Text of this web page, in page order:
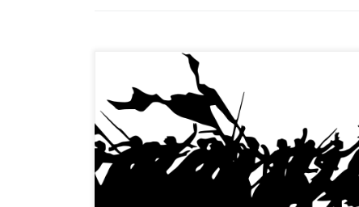
Depuis un certain nombre d’années déjà, les
luttes sociales, politiques et syndicales sont de
plus en plus axées autour de la défense de
valeurs telles que l’anti-fascisme, l’anti-
racisme, l’anti-sexisme, l’anti-homophobie, …
Comment être contre de telles valeurs ? Nous
partageons évidemment ces combats ! Mais
cette référence constante et première à ces […]